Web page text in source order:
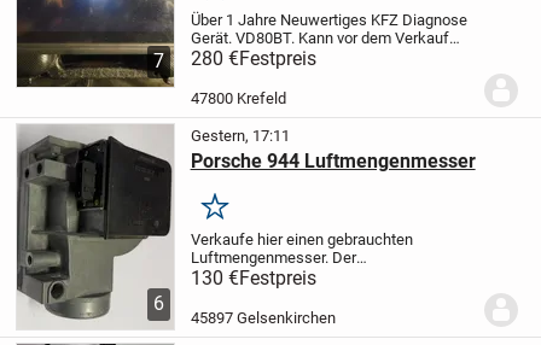
7
Über 1 Jahre Neuwertiges KFZ Diagnose
Gerät. VD80BT. Kann vor dem Verkauf
noch Getestet werden, wird aber nach
dem Verkauf auf Werkseinstellung
Zurückgesetzt.
Selbstabholung.
280 €Festpreis
47800 Krefeld
6
Gestern, 17:11
Porsche 944 Luftmengenmesser
Merken
Verkaufe hier einen gebrauchten
Luftmengenmesser. Der
Luftmengenmesser wurde aus einem
fahrbereiten Porsche 944 ausgebaut.
ist eine Privatverkauf. Wegen der neuen
Gesetzesbestimmungen erfolgt der...
130 €Festpreis
45897 Gelsenkirchen